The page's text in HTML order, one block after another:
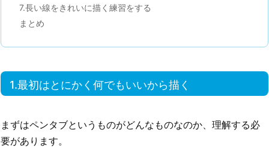
7.長い線をきれいに描く練習をする
まとめ
1.最初はとにかく何でもいいから描く
まずはペンタブというものがどんなものなのか、理解する必
要があります。